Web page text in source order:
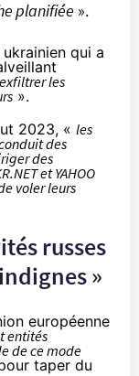
planifiée ».
ukrainien qui a
les
».
2023, « les
des
des
et YAHOO
voler leurs
russes
»
européenne
entités
de ce mode
taper du